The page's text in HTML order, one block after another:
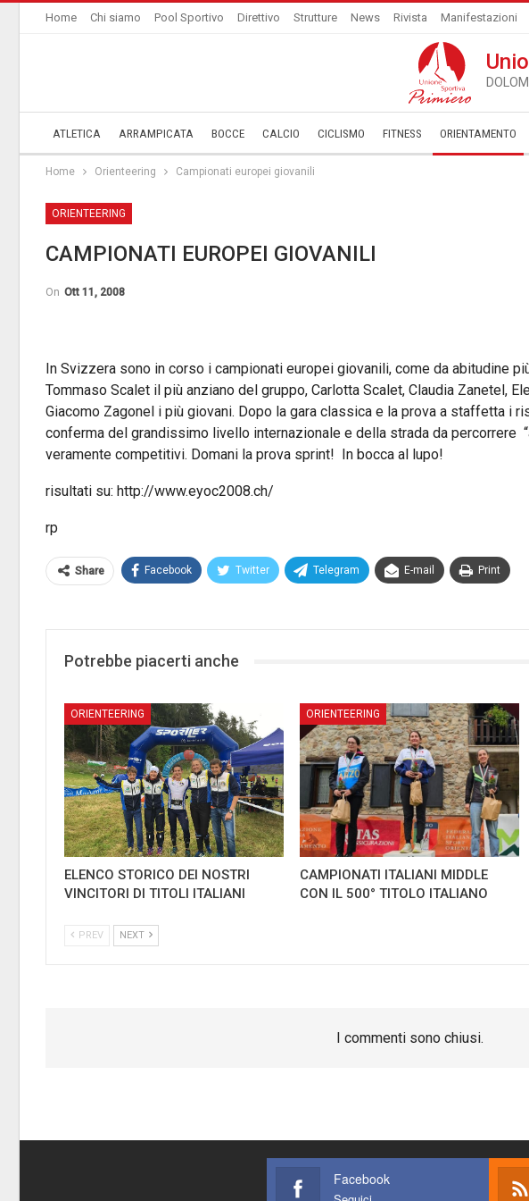
Home Chi siamo Pool Sportivo Direttivo Strutture News Rivista Manifestazioni
ATLETICA ARRAMPICATA BOCCE CALCIO CICLISMO FITNESS ORIENTAMENTO
Home Orienteering Campionati europei giovanili
ORIENTEERING
CAMPIONATI EUROPEI GIOVANILI
On Ott 11, 2008
In Svizzera sono in corso i campionati europei giovanili, come da abitudine
Tommaso Scalet il più anziano del gruppo, Carlotta Scalet, Claudia Zanetel,
Giacomo Zagonel i più giovani. Dopo la gara classica e la prova a staffetta i
conferma del grandissimo livello internazionale e della strada da percorrere
veramente competitivi. Domani la prova sprint! In bocca al lupo!
risultati su: http://www.eyoc2008.ch/
rp
Share Facebook Twitter Telegram E-mail Print
Potrebbe piacerti anche
ORIENTEERING
ELENCO STORICO DEI NOSTRI
VINCITORI DI TITOLI ITALIANI
ORIENTEERING
CAMPIONATI ITALIANI MIDDLE
CON IL 500° TITOLO ITALIANO
PREV NEXT
I commenti sono chiusi.
Facebook